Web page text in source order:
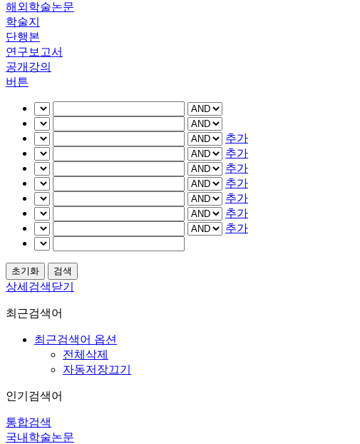
해외학술논문
학술지
단행본
연구보고서
공개강의
버튼
추가
추가
추가
추가
추가
추가
추가
상세검색닫기
최근검색어
최근검색어 옵션
전체삭제
자동저장끄기
인기검색어
통합검색
국내학술논문